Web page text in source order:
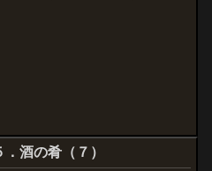
．酒の肴（７）